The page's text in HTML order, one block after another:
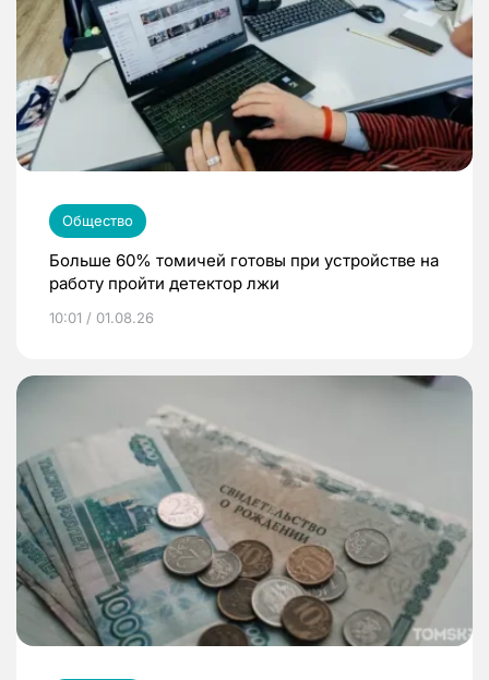
Общество
Больше 60% томичей готовы при устройстве на
работу пройти детектор лжи
10:01 / 01.08.26